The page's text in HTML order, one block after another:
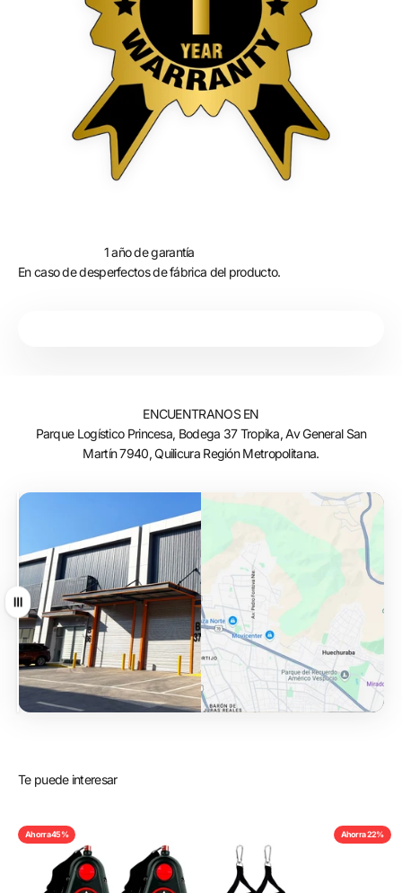
1 año de garantía
En caso de desperfectos de fábrica del producto.
ENCUENTRANOS EN
Parque Logístico Princesa, Bodega 37 Tropika, Av General San
Martín 7940, Quilicura Región Metropolitana.
Arrastrar
Te puede interesar
Ahorra 45% Ahorra 22%